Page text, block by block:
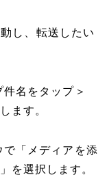
し、転送したい
名をタップ＞
ます。
で「メディアを添
を選択します。